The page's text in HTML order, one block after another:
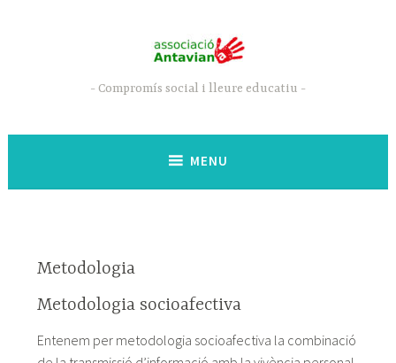
Compromís social i lleure educatiu
MENU
Metodologia
Metodologia socioafectiva
Entenem per metodologia socioafectiva la combinació